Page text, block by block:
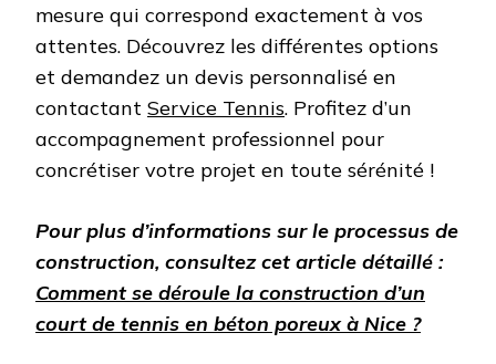
mesure qui correspond exactement à vos
attentes. Découvrez les différentes options
et demandez un devis personnalisé en
contactant Service Tennis. Profitez d’un
accompagnement professionnel pour
concrétiser votre projet en toute sérénité !
Pour plus d’informations sur le processus de
construction, consultez cet article détaillé :
Comment se déroule la construction d’un
court de tennis en béton poreux à Nice ?